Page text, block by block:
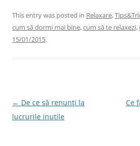
c
e
k
itt
er
k
e
er
e
ai
l
This entry was posted in Relaxare,
cum să dormi mai bine,cum să te relaxezi,
15/01/2015.
Post
navigation
← De ce să renunţi la
lucrurile inutile
Ce